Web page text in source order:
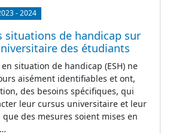
-2024
situations de handicap sur
des étudiants
situation de handicap (ESH) ne
aisément identifiables et ont,
des besoins spécifiques, qui
leur cursus universitaire et leur
que des mesures soient mises en